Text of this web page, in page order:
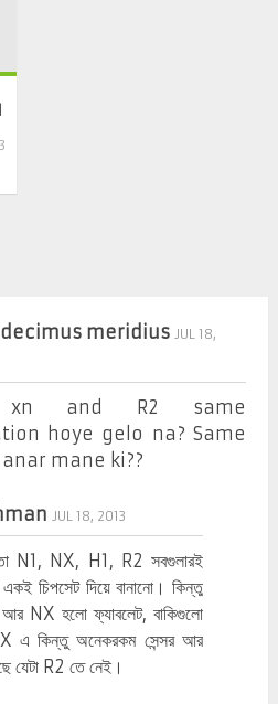
meridius JUL 18,
xn and R2 same
hoye gelo na? Same
mane ki??
JUL 18, 2013
N1, NX, H1, R2 সবগুলারই
চিপসেট দিয়ে বানানো। কিন্তু
NX হলো ফ্যাবলেট, বাকিগুলো
এ কিন্তু অনেকরকম সেন্সর আর
যেটা R2 তে নেই।